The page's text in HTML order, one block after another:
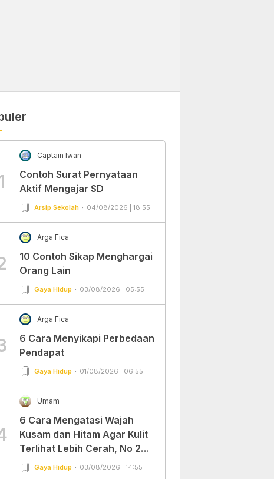
Captain Iwan
Contoh Surat Pernyataan
Aktif Mengajar SD
Arsip Sekolah 04/08/2026 | 18:55
Arga Fica
10 Contoh Sikap Menghargai
Orang Lain
Gaya Hidup 03/08/2026 | 05:55
Arga Fica
6 Cara Menyikapi Perbedaan
Pendapat
Gaya Hidup 01/08/2026 | 06:55
Umam
6 Cara Mengatasi Wajah
Kusam dan Hitam Agar Kulit
Terlihat Lebih Cerah, No 2
Gampang Banget dan Mudah
Gaya Hidup 03/08/2026 | 14:55